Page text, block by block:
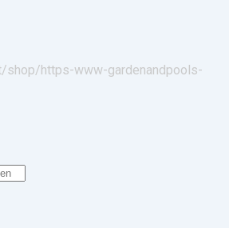
shop/https-www-gardenandpools-